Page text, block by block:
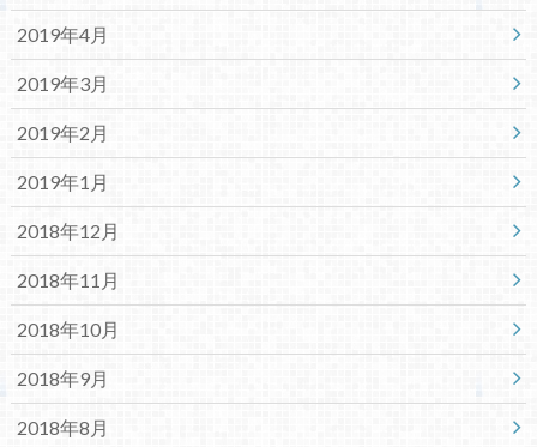
2019年4月
2019年3月
2019年2月
2019年1月
2018年12月
2018年11月
2018年10月
2018年9月
2018年8月